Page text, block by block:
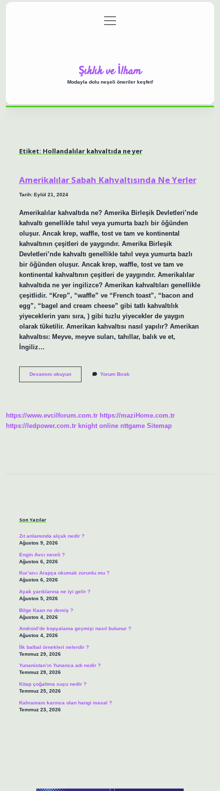
Gizlilik Politikası
menüyü
aç
Şıklık ve İlham
Modayla dolu neşeli öneriler keşfet!
Etiket: Hollandalılar kahvaltıda ne yer
Amerikalılar Sabah Kahvaltısında Ne Yerler
Tarih: Eylül 21, 2024
Amerikalılar kahvaltıda ne? Amerika Birleşik Devletleri’nde
kahvaltı genellikle tahıl veya yumurta bazlı bir öğünden
oluşur. Ancak krep, waffle, tost ve tam ve kontinental
kahvaltının çeşitleri de yaygındır. Amerika Birleşik
Devletleri’nde kahvaltı genellikle tahıl veya yumurta bazlı
bir öğünden oluşur. Ancak krep, waffle, tost ve tam ve
kontinental kahvaltının çeşitleri de yaygındır. Amerikalılar
kahvaltıda ne yer ingilizce? Amerikan kahvaltıları genellikle
çeşitlidir. “Krep”, “waffle” ve “French toast”, “bacon and
egg”, “bagel and cream cheese” gibi tatlı kahvaltılık
yiyeceklerin yanı sıra, ) gibi tuzlu yiyecekler de yaygın
olarak tüketilir. Amerikan kahvaltısı nasıl yapılır? Amerikan
kahvaltısı: Meyve, meyve suları, tahıllar, balık ve et,
İngiliz…
Devamını okuyunAmerikalılar Yorum Bırak
https://www.evcilforum.com.tr https://maziHome.com.tr
https://ledpower.com.tr knight online nttgame Sitemap
Son Yazılar
Zıt anlamında alçak nedir ?
Ağustos 9, 2026
Engin Avcı nereli ?
Ağustos 6, 2026
Kur’an-ı Arapça okumak zorunlu mu ?
Ağustos 6, 2026
Ayak yarıklarına ne iyi gelir ?
Ağustos 5, 2026
Bilge Kaan ne demiş ?
Ağustos 4, 2026
Android’de kopyalama geçmişi nasıl bulunur ?
Ağustos 4, 2026
İlk balbal örnekleri nelerdir ?
Temmuz 29, 2026
Yunanistan’ın Yunanca adı nedir ?
Temmuz 29, 2026
Kitap çoğaltma suçu nedir ?
Temmuz 25, 2026
Kahramanı karınca olan hangi masal ?
Temmuz 23, 2026